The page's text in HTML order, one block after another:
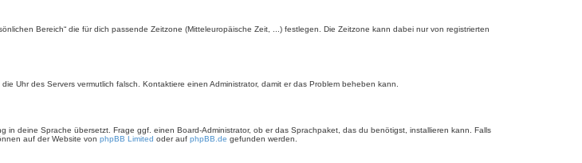
Bereich“ die für dich passende Zeitzone (Mitteleuropäische Zeit, ...) festlegen. Die Zeitzone kann dabei nur von registrierten
Uhr des Servers vermutlich falsch. Kontaktiere einen Administrator, damit er das Problem beheben kann.
deine Sprache übersetzt. Frage ggf. einen Board-Administrator, ob er das Sprachpaket, das du benötigst, installieren kann. Falls
auf der Website von phpBB Limited oder auf phpBB.de gefunden werden.